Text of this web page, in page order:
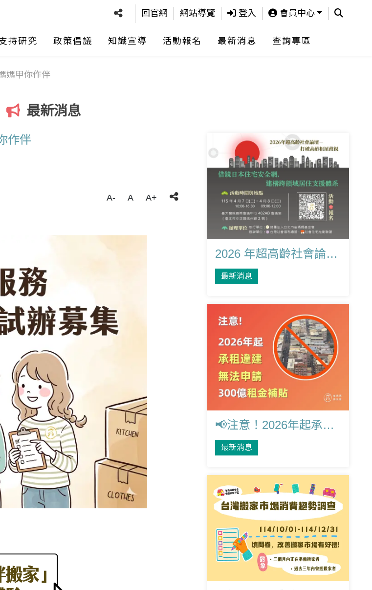
回官網 網站導覽 登入 會員中心 查詢
持研究 政策倡議 知識宣導 活動報名 最新消息 查詢專區
媽甲你作伴
最新消息
作伴
A-
A A+
2026 年超高齡社會論壇－打破高齡租屋歧視
最新消息
📢注意！2026年起承租違建 將無法申請300億租金補貼
最新消息